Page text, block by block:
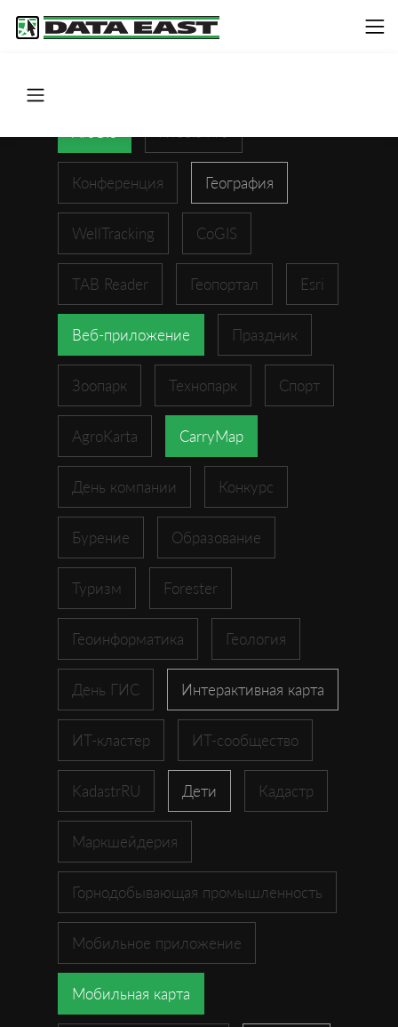
Конференция География
WellTracking CoGIS
TAB Reader Геопортал Esri
Веб-приложение Праздник
Зоопарк Технопарк Спорт
AgroKarta CarryMap
День компании Конкурс
Бурение Образование
Туризм Forester
Геоинформатика Геология
День ГИС Интерактивная карта
ИТ-кластер ИТ-сообщество
KadastrRU Дети Кадастр
Маркшейдерия
Горнодобывающая промышленность
Мобильное приложение
Мобильная карта